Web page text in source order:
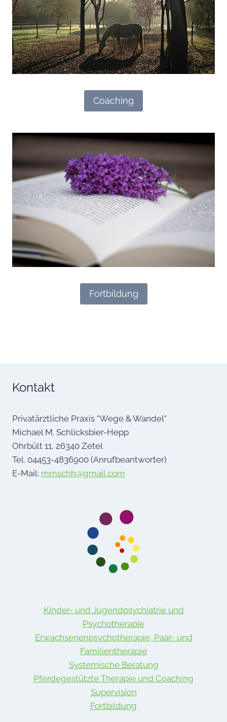
Coaching
Fortbildung
Kontakt
Privatärztliche Praxis "Wege & Wandel"
Michael M. Schlicksbier-Hepp
Ohrbült 11, 26340 Zetel
Tel. 04453-4836900 (Anrufbeantworter)
E-Mail: mmschh@gmail.com
Kinder- und Jugendpsychiatrie und
Psychotherapie
Erwachsenenpsychotherapie, Paar- und
Familientherapie
Systemische Beratung
Pferdegestützte Therapie und Coaching
Supervision
Fortbildung